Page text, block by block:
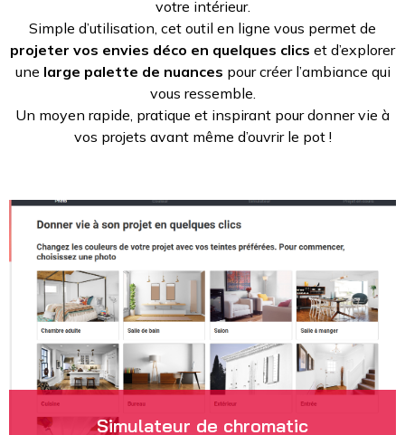
votre intérieur.
Simple d’utilisation, cet outil en ligne vous permet de
projeter vos envies déco en quelques clics et d’explorer
une large palette de nuances pour créer l’ambiance qui
vous ressemble.
Un moyen rapide, pratique et inspirant pour donner vie à
vos projets avant même d’ouvrir le pot !
Simulateur de chromatic